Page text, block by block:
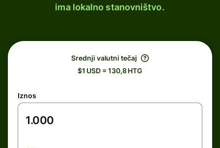
ima lokalno stanovništvo.
Srednji valutni tečaj
$1 USD = 130,8 HTG
Iznos